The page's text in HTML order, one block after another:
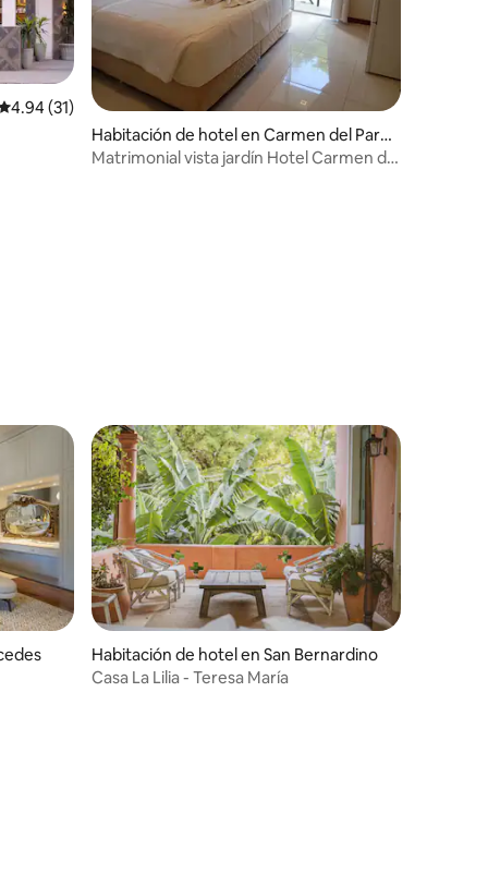
promedio: 4.94 de 5, 31 reseñas
4.94 (31)
Habitación de hotel en Carmen del Para
ná
Matrimonial vista jardín Hotel Carmen del
Habitación de hotel en San Bernardino
Casa La Lilia - Teresa María